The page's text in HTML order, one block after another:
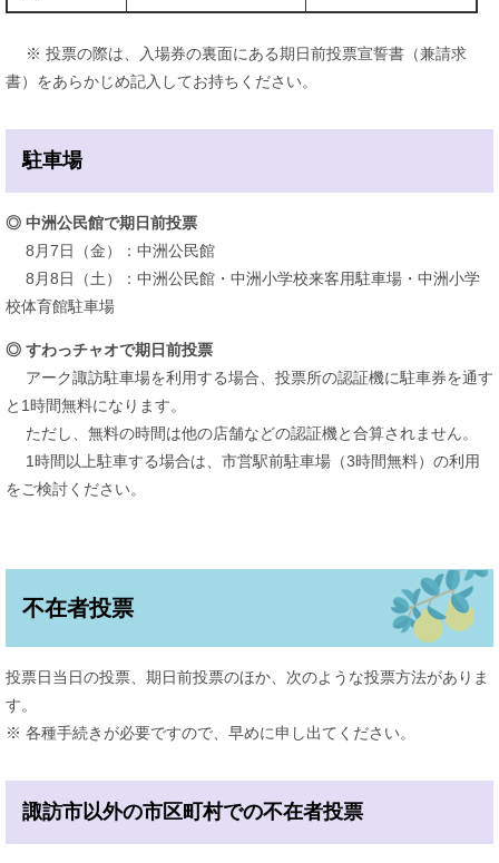
※ 投票の際は、入場券の裏面にある期日前投票宣誓書（兼請求
書）をあらかじめ記入してお持ちください。
駐車場
◎ ​中洲公民館で期日前投票
8月7日（金）：中洲公民館
8月8日（土）：中洲公民館・中洲小学校来客用駐車場・中洲小学
校体育館駐車場
◎ ​すわっチャオで期日前投票
アーク諏訪駐車場を利用する場合、投票所の認証機に駐車券を通す
と1時間無料になります。
ただし、無料の時間は他の店舗などの認証機と合算されません。
1時間以上駐車する場合は、市営駅前駐車場（3時間無料）の利用
をご検討ください。
不在者投票
投票日当日の投票、期日前投票のほか、次のような投票方法がありま
す。
※ 各種手続きが必要ですので、早めに申し出てください。
諏訪市以外の市区町村での不在者投票